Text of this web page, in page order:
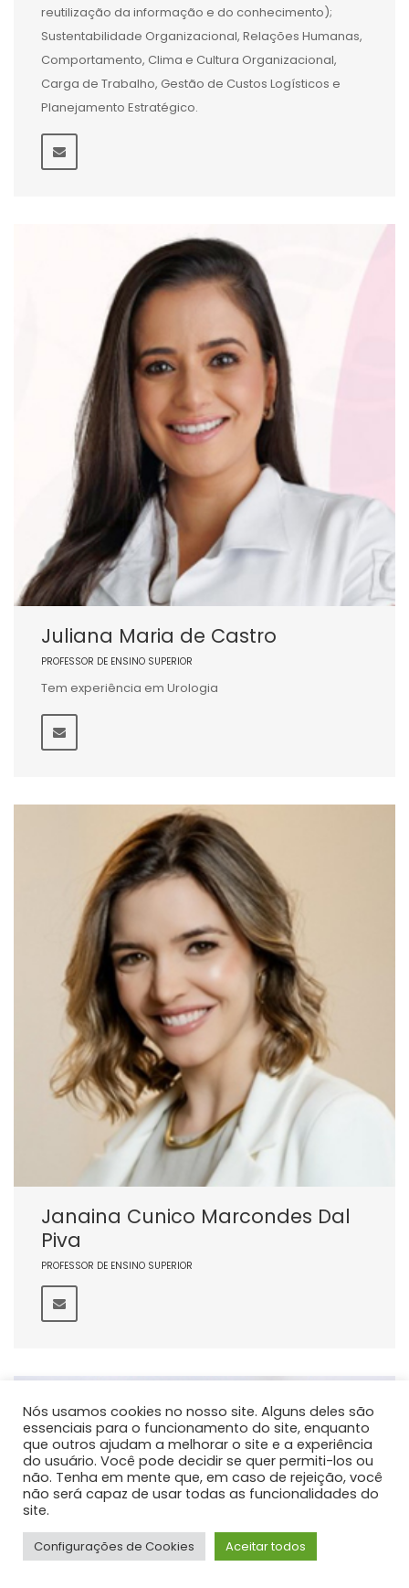
reutilização da informação e do conhecimento);
Sustentabilidade Organizacional, Relações Humanas,
Comportamento, Clima e Cultura Organizacional,
Carga de Trabalho, Gestão de Custos Logísticos e
Planejamento Estratégico.
Juliana Maria de Castro
PROFESSOR DE ENSINO SUPERIOR
Tem experiência em Urologia
Janaina Cunico Marcondes Dal
Piva
PROFESSOR DE ENSINO SUPERIOR
Nós usamos cookies no nosso site. Alguns deles são
essenciais para o funcionamento do site, enquanto
que outros ajudam a melhorar o site e a experiência
do usuário. Você pode decidir se quer permiti-los ou
não. Tenha em mente que, em caso de rejeição, você
não será capaz de usar todas as funcionalidades do
site.
Configurações de Cookies Aceitar todos